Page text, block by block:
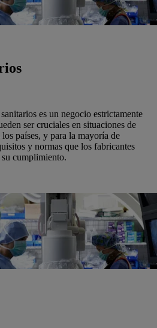
es un negocio estrictamente
ser cruciales en situaciones de
países, y para la mayoría de
y normas que los fabricantes
su cumplimiento.